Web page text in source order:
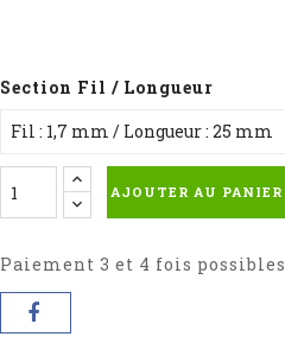
Section Fil / Longueur
AJOUTER AU PANIER
Paiement 3 et 4 fois possibles